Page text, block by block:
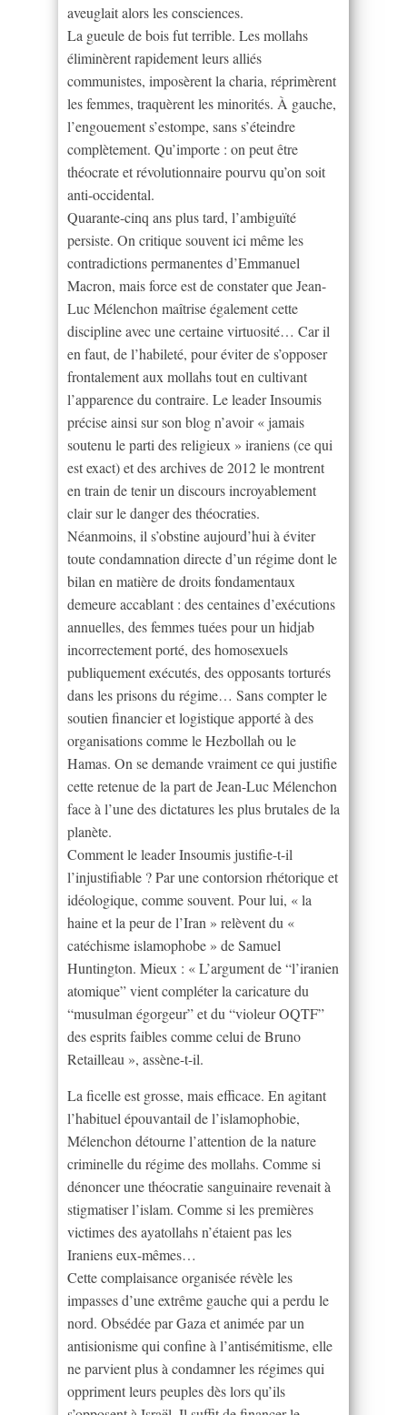
aveuglait alors les consciences.
La gueule de bois fut terrible. Les mollahs
éliminèrent rapidement leurs alliés
communistes, imposèrent la charia, réprimèrent
les femmes, traquèrent les minorités. À gauche,
l’engouement s’estompe, sans s’éteindre
complètement. Qu’importe : on peut être
théocrate et révolutionnaire pourvu qu’on soit
anti-occidental.
Quarante-cinq ans plus tard, l’ambiguïté
persiste. On critique souvent ici même les
contradictions permanentes d’Emmanuel
Macron, mais force est de constater que Jean-
Luc Mélenchon maîtrise également cette
discipline avec une certaine virtuosité… Car il
en faut, de l’habileté, pour éviter de s’opposer
frontalement aux mollahs tout en cultivant
l’apparence du contraire. Le leader Insoumis
précise ainsi sur son blog n’avoir « jamais
soutenu le parti des religieux » iraniens (ce qui
est exact) et des archives de 2012 le montrent
en train de tenir un discours incroyablement
clair sur le danger des théocraties.
Néanmoins, il s’obstine aujourd’hui à éviter
toute condamnation directe d’un régime dont le
bilan en matière de droits fondamentaux
demeure accablant : des centaines d’exécutions
annuelles, des femmes tuées pour un hidjab
incorrectement porté, des homosexuels
publiquement exécutés, des opposants torturés
dans les prisons du régime… Sans compter le
soutien financier et logistique apporté à des
organisations comme le Hezbollah ou le
Hamas. On se demande vraiment ce qui justifie
cette retenue de la part de Jean-Luc Mélenchon
face à l’une des dictatures les plus brutales de la
planète.
Comment le leader Insoumis justifie-t-il
l’injustifiable ? Par une contorsion rhétorique et
idéologique, comme souvent. Pour lui, « la
haine et la peur de l’Iran » relèvent du «
catéchisme islamophobe » de Samuel
Huntington. Mieux : « L’argument de “l’iranien
atomique” vient compléter la caricature du
“musulman égorgeur” et du “violeur OQTF”
des esprits faibles comme celui de Bruno
Retailleau », assène-t-il.
La ficelle est grosse, mais efficace. En agitant
l’habituel épouvantail de l’islamophobie,
Mélenchon détourne l’attention de la nature
criminelle du régime des mollahs. Comme si
dénoncer une théocratie sanguinaire revenait à
stigmatiser l’islam. Comme si les premières
victimes des ayatollahs n’étaient pas les
Iraniens eux-mêmes…
Cette complaisance organisée révèle les
impasses d’une extrême gauche qui a perdu le
nord. Obsédée par Gaza et animée par un
antisionisme qui confine à l’antisémitisme, elle
ne parvient plus à condamner les régimes qui
oppriment leurs peuples dès lors qu’ils